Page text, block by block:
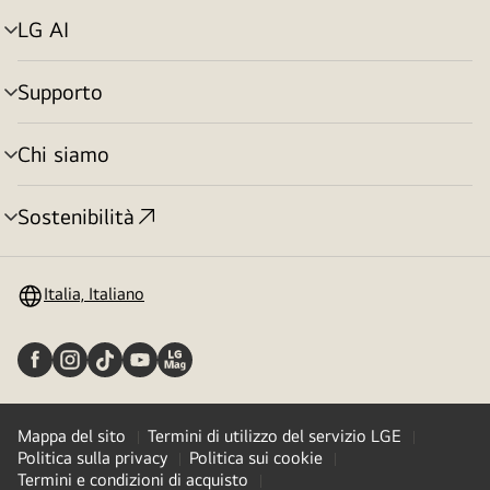
LG AI
Attivazione
menu
Supporto
Attivazione
menu
Chi siamo
Attivazione
menu
Sostenibilità
Attivazione
Italia, Italiano
Mappa del sito
Termini di utilizzo del servizio LGE
Politica sulla privacy
Politica sui cookie
Termini e condizioni di acquisto